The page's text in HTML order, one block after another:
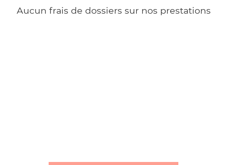
Aucun frais de dossiers sur nos prestations